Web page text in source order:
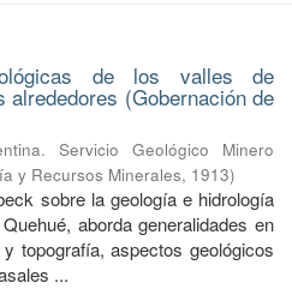
de los valles de
(Gobernación de
Servicio Geológico Minero
y Recursos Minerales, 1913)
sobre la geología e hidrología
aborda generalidades en
topografía, aspectos geológicos
...